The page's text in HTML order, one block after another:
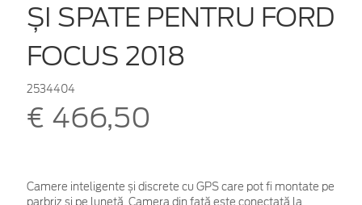
ȘI SPATE PENTRU FORD
FOCUS 2018
2534404
€ 466,50
Camere inteligente și discrete cu GPS care pot fi montate pe
parbriz și pe lunetă. Camera din față este conectată la